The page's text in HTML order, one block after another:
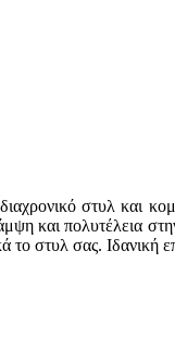
στυλ και
και πολυτέλεια
το στυλ σας.